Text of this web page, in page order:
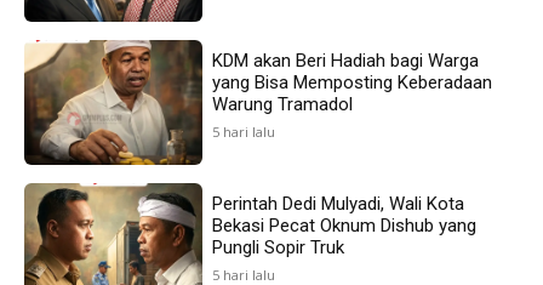
KDM akan Beri Hadiah bagi Warga
yang Bisa Memposting Keberadaan
Warung Tramadol
5 hari lalu
Perintah Dedi Mulyadi, Wali Kota
Bekasi Pecat Oknum Dishub yang
Pungli Sopir Truk
5 hari lalu